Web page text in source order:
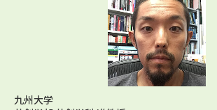
テレメール進
訂正のご案内
九州大学